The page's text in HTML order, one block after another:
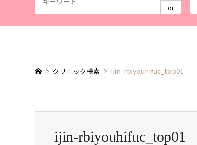
or
クリニック検索 ijin-rbiyouhifuc_top01
ijin-rbiyouhifuc_top01